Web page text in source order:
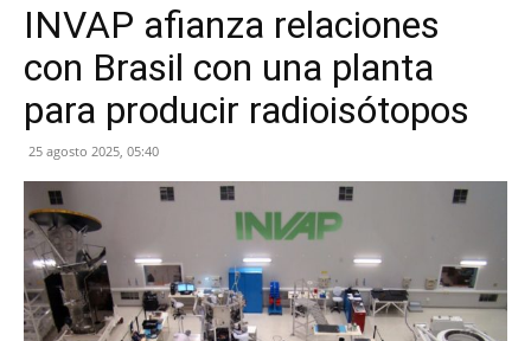
INVAP afianza relaciones
con Brasil con una planta
para producir radioisótopos
25 agosto 2025, 05:40